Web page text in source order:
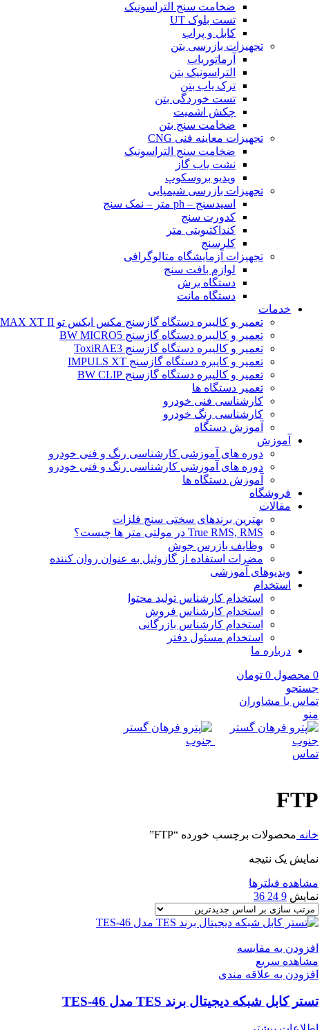
ضخامت سنج التراسونیک
تست بلوک UT
کابل و پراب
تجهیزات بازرسی بتن
آرماتوریاب
التراسونیک بتن
ترک یاب بتن
تست خوردگی بتن
چکش اشمیت
ضخامت سنج بتن
تجهیزات معاینه فنی CNG
ضخامت سنج التراسونیک
نشت یاب گاز
ویدیو بروسکوپ
تجهیزات بازرسی شیمیایی
اسیدسنج – ph متر – نمک سنج
کدورت سنج
کنداکتیویتی متر
کلرسنج
تجهیزات آزمایشگاه متالوگرافی
لوازم بافت سنج
دستگاه برش
دستگاه مانت
خدمات
تعمیر و کالیبره دستگاه گازسنج مکس ایکس تو BW MAX XT II
تعمیر و کالیبره دستگاه گازسنج BW MICRO5
تعمیر و کالیبره دستگاه گازسنج ToxiRAE3
تعمیر و کایبره دستگاه گازسنج IMPULS XT
تعمیر و کالیبره دستگاه گازسنج BW CLIP
تعمیر دستگاه ها
کارشناسی فنی خودرو
کارشناسی رنگ خودرو
آموزش دستگاه
آموزش
دوره های آموزشی کارشناسی رنگ و فنی خودرو
دوره های آموزشی کارشناسی رنگ و فنی خودرو
آموزش دستگاه ها
فروشگاه
مقالات
بهترین برندهای سختی سنج فلزات
True RMS, RMS در مولتی متر ها چیست؟
وظایف بازرس جوش
مضرات استفاده از گازوئیل به عنوان روان کننده
ویدیوهای آموزشی
استخدام
استخدام کارشناس تولید محتوا
استخدام کارشناس فروش
استخدام کارشناس بازرگانی
استخدام مسئول دفتر
درباره ما
0 محصول 0 تومان
جستجو
تماس با مشاوران
منو
تماس
FTP
خانه محصولات برچسب خورده “FTP”
نمایش یک نتیجه
مشاهده فیلترها
نمایش 9
24
36
افزودن به مقایسه
مشاهده سریع
افزودن به علاقه مندی
تستر کابل شبکه دیجیتال برند TES مدل TES-46